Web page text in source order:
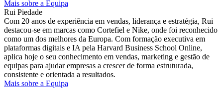
Mais sobre a Equipa
Rui Piedade
Com 20 anos de experiência em vendas, liderança e estratégia, Rui
destacou-se em marcas como Cortefiel e Nike, onde foi reconhecido
como um dos melhores da Europa. Com formação executiva em
plataformas digitais e IA pela Harvard Business School Online,
aplica hoje o seu conhecimento em vendas, marketing e gestão de
equipas para ajudar empresas a crescer de forma estruturada,
consistente e orientada a resultados.
Mais sobre a Equipa